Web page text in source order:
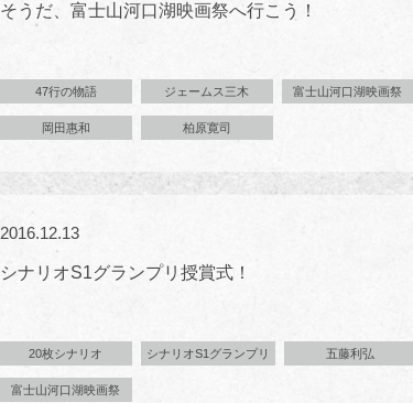
そうだ、富士山河口湖映画祭へ行こう！
47行の物語 ジェームス三木 富士山河口湖映画祭
岡田惠和 柏原寛司
2016.12.13
シナリオS1グランプリ授賞式！
20枚シナリオ シナリオS1グランプリ 五藤利弘
富士山河口湖映画祭